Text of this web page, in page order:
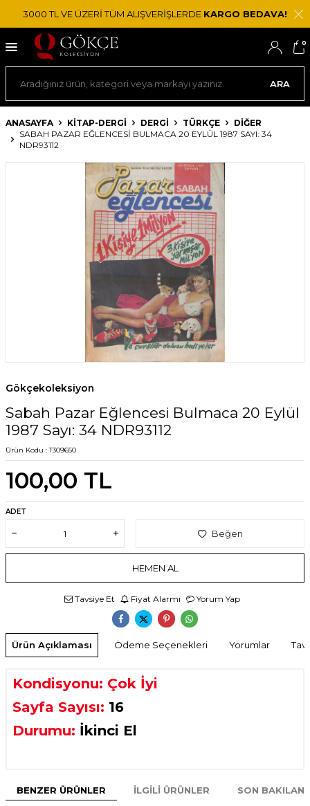
3000 TL VE ÜZERİ TÜM ALIŞVERİŞLERDE KARGO BEDAVA!
ARA
0
ANASAYFA KİTAP-DERGİ DERGI TÜRKÇE
DIĞER
SABAH PAZAR EĞLENCESI BULMACA 20 EYLÜL 1987 SAYI: 34
NDR93112
Gökçekoleksiyon
Sabah Pazar Eğlencesi Bulmaca 20 Eylül
1987 Sayı: 34 NDR93112
Ürün Kodu :T309650
100,00 TL
ADET
Beğen
HEMEN AL
Tavsiye Et Fiyat Alarmı Yorum Yap
Ürün Açıklaması Ödeme Seçenekleri Yorumlar
Kondisyonu: Çok İyi
Sayfa Sayısı: 16
Durumu: İkinci El
BENZER ÜRÜNLER İLGILI ÜRÜNLER SON